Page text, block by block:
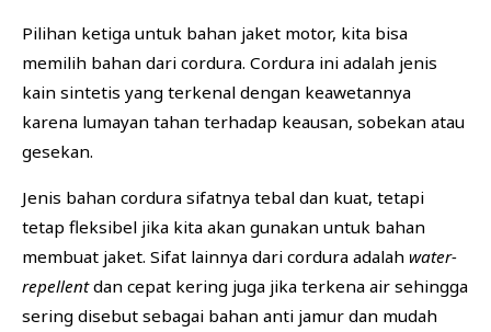
Pilihan ketiga untuk bahan jaket motor, kita bisa
memilih bahan dari cordura. Cordura ini adalah jenis
kain sintetis yang terkenal dengan keawetannya
karena lumayan tahan terhadap keausan, sobekan atau
gesekan.
Jenis bahan cordura sifatnya tebal dan kuat, tetapi
tetap fleksibel jika kita akan gunakan untuk bahan
membuat jaket. Sifat lainnya dari cordura adalah water-
repellentdan cepat kering juga jika terkena air sehingga
sering disebut sebagai bahan anti jamur dan mudah